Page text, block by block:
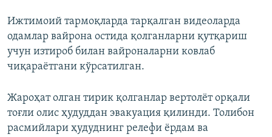
360p
480p
Ижтимоий тармоқларда тарқалган видеоларда
одамлар вайрона остида қолганларни қутқариш
учун изтироб билан вайроналарни ковлаб
чиқараётгани кўрсатилган.
Жароҳат олган тирик қолганлар вертолёт орқали
тоғли олис ҳудуддан эвакуация қилинди. Толибон
расмийлари ҳудуднинг релефи ёрдам ва